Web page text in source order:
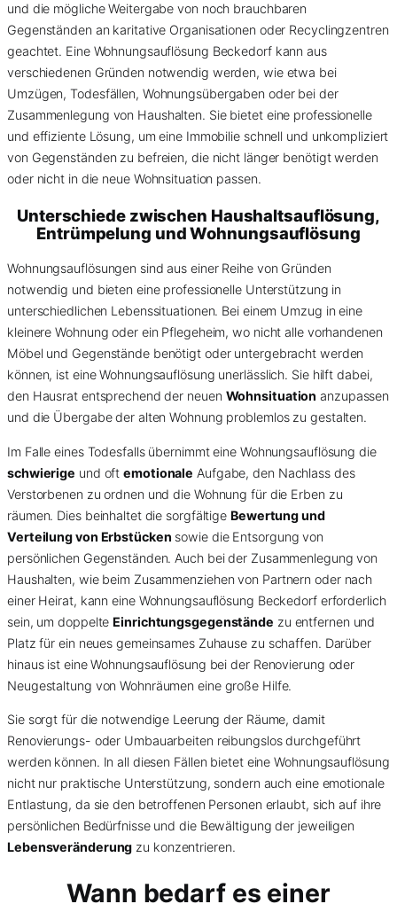
und die mögliche Weitergabe von noch brauchbaren
Gegenständen an karitative Organisationen oder Recyclingzentren
geachtet. Eine Wohnungsauflösung Beckedorf kann aus
verschiedenen Gründen notwendig werden, wie etwa bei
Umzügen, Todesfällen, Wohnungsübergaben oder bei der
Zusammenlegung von Haushalten. Sie bietet eine professionelle
und effiziente Lösung, um eine Immobilie schnell und unkompliziert
von Gegenständen zu befreien, die nicht länger benötigt werden
oder nicht in die neue Wohnsituation passen.
Unterschiede zwischen Haushaltsauflösung,
Entrümpelung und Wohnungsauflösung
Wohnungsauflösungen sind aus einer Reihe von Gründen
notwendig und bieten eine professionelle Unterstützung in
unterschiedlichen Lebenssituationen. Bei einem Umzug in eine
kleinere Wohnung oder ein Pflegeheim, wo nicht alle vorhandenen
Möbel und Gegenstände benötigt oder untergebracht werden
können, ist eine Wohnungsauflösung unerlässlich. Sie hilft dabei,
den Hausrat entsprechend der neuen Wohnsituation anzupassen
und die Übergabe der alten Wohnung problemlos zu gestalten.
Im Falle eines Todesfalls übernimmt eine Wohnungsauflösung die
schwierige und oftemotionale Aufgabe, den Nachlass des
Verstorbenen zu ordnen und die Wohnung für die Erben zu
räumen. Dies beinhaltet die sorgfältige Bewertung und
Verteilung von Erbstücken sowie die Entsorgung von
persönlichen Gegenständen. Auch bei der Zusammenlegung von
Haushalten, wie beim Zusammenziehen von Partnern oder nach
einer Heirat, kann eine Wohnungsauflösung Beckedorf erforderlich
sein, um doppelteEinrichtungsgegenstände zu entfernen und
Platz für ein neues gemeinsames Zuhause zu schaffen. Darüber
hinaus ist eine Wohnungsauflösung bei der Renovierung oder
Neugestaltung von Wohnräumen eine große Hilfe.
Sie sorgt für die notwendige Leerung der Räume, damit
Renovierungs- oder Umbauarbeiten reibungslos durchgeführt
werden können. In all diesen Fällen bietet eine Wohnungsauflösung
nicht nur praktische Unterstützung, sondern auch eine emotionale
Entlastung, da sie den betroffenen Personen erlaubt, sich auf ihre
persönlichen Bedürfnisse und die Bewältigung der jeweiligen
Lebensveränderung zu konzentrieren.
Wann bedarf es einer